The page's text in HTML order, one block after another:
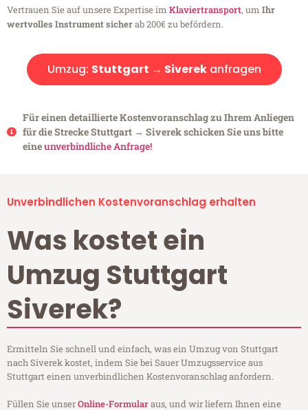
Vertrauen Sie auf unsere Expertise im Klaviertransport, um Ihr
wertvolles Instrument sicherab 200€ zu befördern.
Umzug: Stuttgart → Siverekanfragen
Für einen detaillierte Kostenvoranschlag zu Ihrem Anliegen
für die Strecke Stuttgart → Siverek schicken Sie uns bitte
eineunverbindliche Anfrage!
Unverbindlichen Kostenvoranschlag erhalten
Was kostet ein
Umzug Stuttgart
Siverek?
Ermitteln Sie schnell und einfach, was ein Umzug von Stuttgart
nach Siverek kostet, indem Sie bei Sauer Umzugsservice aus
Stuttgart einen unverbindlichen Kostenvoranschlag anfordern.
Füllen Sie unserOnline-Formularaus, und wir liefern Ihnen eine